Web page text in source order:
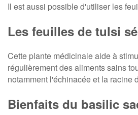
Il est aussi possible d'utiliser les
Les feuilles de tulsi
Cette plante médicinale aide à
régulièrement des aliments sains
notamment l'échinacée et la racine
Bienfaits du basilic